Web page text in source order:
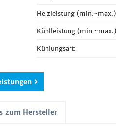
Heizleistung
Kühlleistung
Kühlungsart:
zum Hersteller